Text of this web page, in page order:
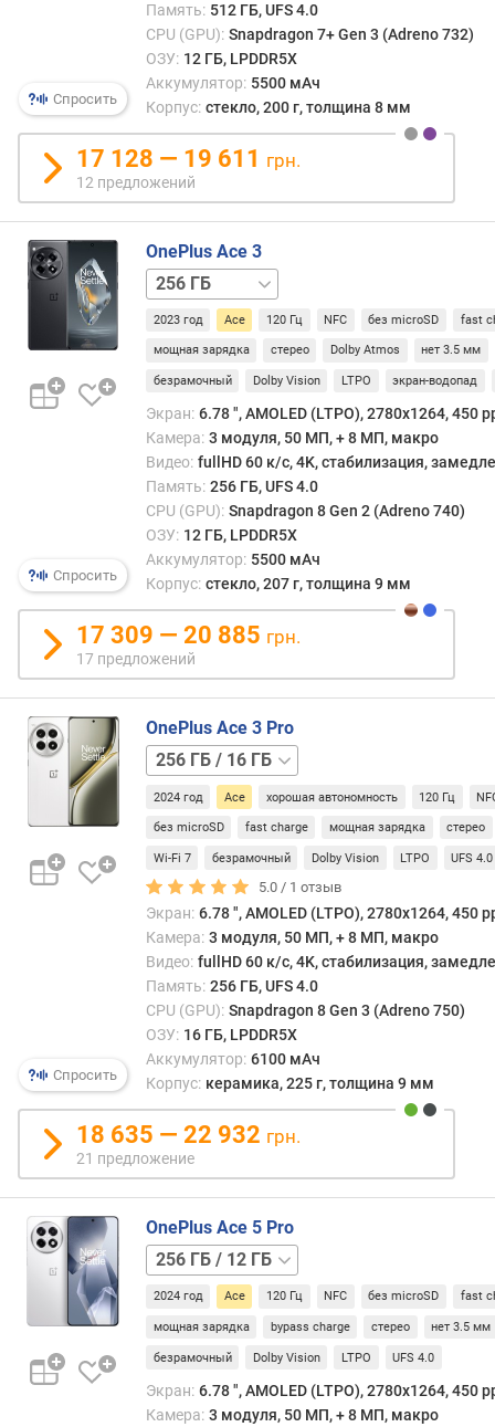
й
д
г
о
н
а
ь
д
и
)
P
P
I
(
p
p
i
а
с
в
е
р
т
к
и
Г
ц
)
с
о
Спросить
Память: 512 ГБ, UFS 4.0
CPU (GPU): Snapdragon 7+ Gen 3 (Adreno 732)
ОЗУ: 12 ГБ, LPDDR5X
Аккумулятор: 5500 мАч
Корпус: стекло, 200 г, толщина 8 мм
17 128 — 19 611 грн.
12 предложений
Спросить
OnePlus Ace 3
1 ТБ
2023 год Ace 120 Гц NFC без microSD fast
мощная зарядка стерео Dolby Atmos нет 3.5 мм
безрамочный Dolby Vision LTPO экран-водопад
Экран: 6.78 ", AMOLED (LTPO), 2780х1264, 450
Камера: 3 модуля, 50 МП, + 8 МП, макро
Видео: fullHD 60 к/с, 4K, стабилизация,
Память: 256 ГБ, UFS 4.0
CPU (GPU): Snapdragon 8 Gen 2 (Adreno 740)
ОЗУ: 12 ГБ, LPDDR5X
Аккумулятор: 5500 мАч
Корпус: стекло, 207 г, толщина 9 мм
17 309 — 20 885 грн.
17 предложений
Спросить
OnePlus Ace 3 Pro
256 ГБ
/
12 ГБ512 ГБ
16 ГБ
1 ТБ
24 ГБ
2024 год Ace хорошая автономность 120 Гц
без microSD fast charge мощная зарядка стерео
Wi-Fi 7 безрамочный Dolby Vision LTPO UFS 4.0
5.0 / 1 отзыв
Экран: 6.78 ", AMOLED (LTPO), 2780х1264, 450
Камера: 3 модуля, 50 МП, + 8 МП, макро
Видео: fullHD 60 к/с, 4K, стабилизация,
Память: 256 ГБ, UFS 4.0
CPU (GPU): Snapdragon 8 Gen 3 (Adreno 750)
ОЗУ: 16 ГБ, LPDDR5X
Аккумулятор: 6100 мАч
Корпус: керамика, 225 г, толщина 9 мм
18 635 — 22 932 грн.
21 предложение
OnePlus Ace 5 Pro
512 ГБ
/
12 ГБ512 ГБ
16 ГБ
2024 год Ace 120 Гц NFC без microSD fast
мощная зарядка bypass charge стерео нет 3.5 мм
безрамочный Dolby Vision LTPO UFS 4.0
Экран: 6.78 ", AMOLED (LTPO), 2780х1264, 450
Камера: 3 модуля, 50 МП, + 8 МП, макро